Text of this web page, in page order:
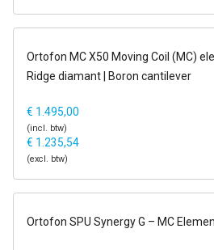
op voorraad
Ortofon MC X50 Moving Coil (MC)
Ridge diamant | Boron cantilever
€ 1.495,00
(incl. btw)
€ 1.235,54
(excl. btw)
1-2 dagen
Ortofon SPU Synergy G – MC